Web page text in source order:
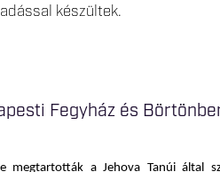
készültek.
Fegyház és
megtartották a Jehova Tanúi által